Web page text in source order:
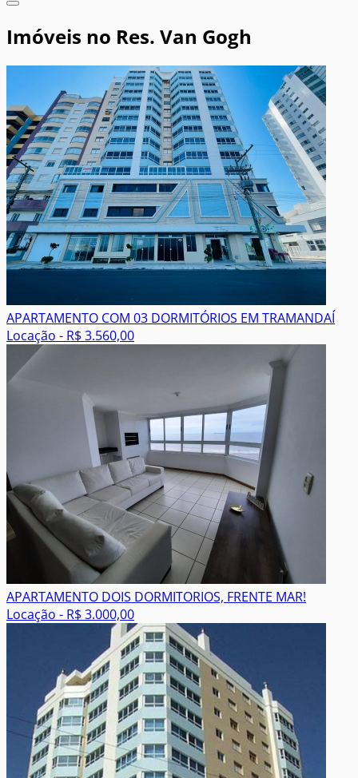
Imóveis no Res. Van Gogh
APARTAMENTO COM 03 DORMITÓRIOS EM TRAMANDAÍ
Locação - R$ 3.560,00
APARTAMENTO DOIS DORMITORIOS, FRENTE MAR!
Locação - R$ 3.000,00